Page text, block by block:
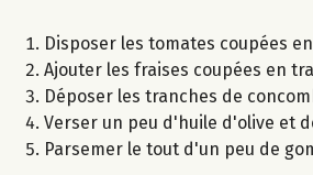
Disposer les tomates coupées
Ajouter les fraises coupées en
Déposer les tranches de
Verser un peu d'huile d'olive et
Parsemer le tout d'un peu de